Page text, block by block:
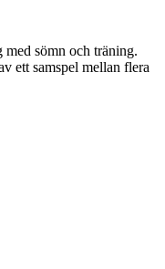
sömn och träning.
ett samspel mellan flera